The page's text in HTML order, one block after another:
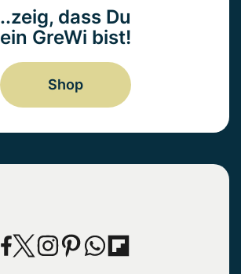
..zeig, dass Du
ein GreWi bist!
Shop